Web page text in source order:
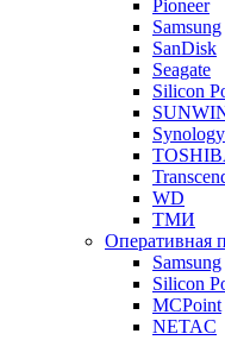
Pioneer
Samsung
SanDisk
Seagate
Silicon
Synology
WD
ТМИ
Оперативная
Samsung
Silicon
MCPoint
NETAC